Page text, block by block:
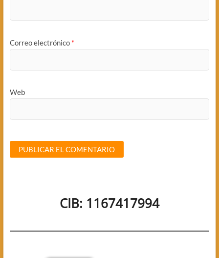
Correo electrónico *
Web
CIB: 1167417994